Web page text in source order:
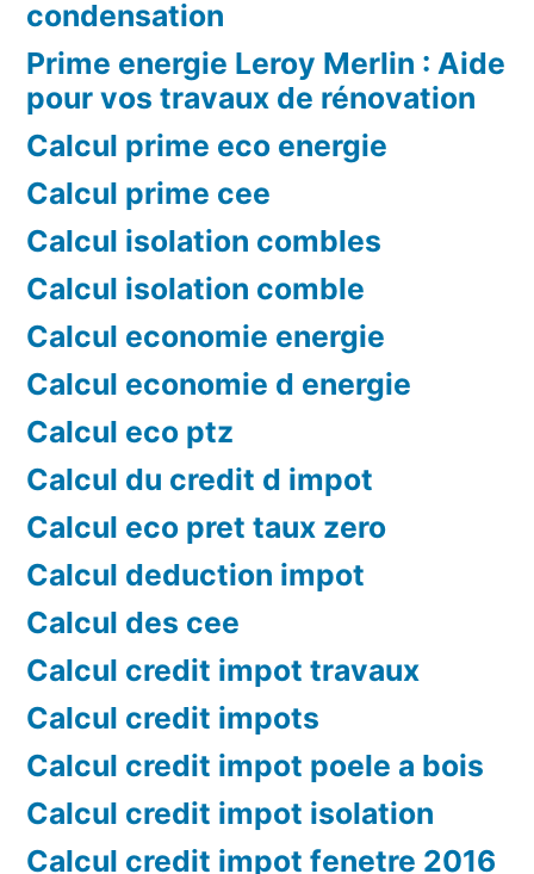
condensation
Prime energie Leroy Merlin : Aide
pour vos travaux de rénovation
Calcul prime eco energie
Calcul prime cee
Calcul isolation combles
Calcul isolation comble
Calcul economie energie
Calcul economie d energie
Calcul eco ptz
Calcul du credit d impot
Calcul eco pret taux zero
Calcul deduction impot
Calcul des cee
Calcul credit impot travaux
Calcul credit impots
Calcul credit impot poele a bois
Calcul credit impot isolation
Calcul credit impot fenetre 2016